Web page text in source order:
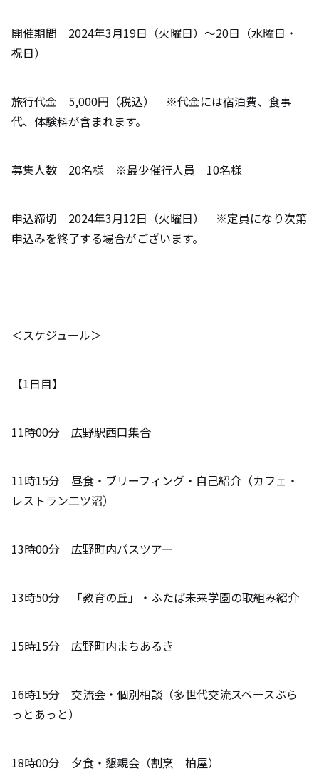
開催期間 2024年3月19日（火曜日）～20日（水曜日・
祝日）
旅行代金 5,000円（税込） ※代金には宿泊費、食事
代、体験料が含まれます。
募集人数 20名様 ※最少催行人員 10名様
申込締切 2024年3月12日（火曜日） ※定員になり次第
申込みを終了する場合がございます。
＜スケジュール＞
【1日目】
11時00分 広野駅西口集合
11時15分 昼食・ブリーフィング・自己紹介（カフェ・
レストラン二ツ沼）
13時00分 広野町内バスツアー
13時50分 「教育の丘」・ふたば未来学園の取組み紹介
15時15分 広野町内まちあるき
16時15分 交流会・個別相談（多世代交流スペースぷら
っとあっと）
18時00分 夕食・懇親会（割烹 柏屋）